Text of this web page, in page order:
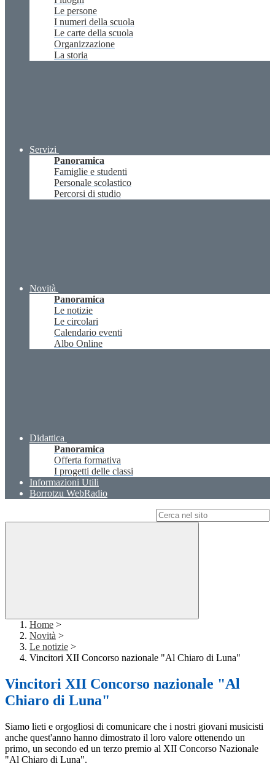
Le persone
I numeri della scuola
Le carte della scuola
Organizzazione
La storia
Servizi
Panoramica
Famiglie e studenti
Personale scolastico
Percorsi di studio
Novità
Panoramica
Le notizie
Le circolari
Calendario eventi
Albo Online
Didattica
Panoramica
Offerta formativa
I progetti delle classi
Informazioni Utili
Borrotzu WebRadio
Home >
Novità >
Le notizie >
Vincitori XII Concorso nazionale "Al Chiaro di Luna"
Vincitori XII Concorso nazionale "Al
Chiaro di Luna"
Siamo lieti e orgogliosi di comunicare che i nostri giovani musicisti
anche quest'anno hanno dimostrato il loro valore ottenendo un
primo, un secondo ed un terzo premio al XII Concorso Nazionale
"Al Chiaro di Luna".